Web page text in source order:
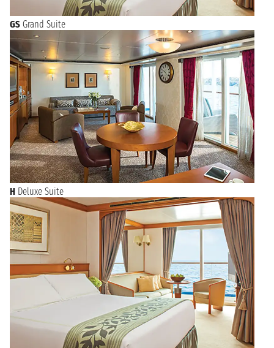
GS Grand Suite
H Deluxe Suite